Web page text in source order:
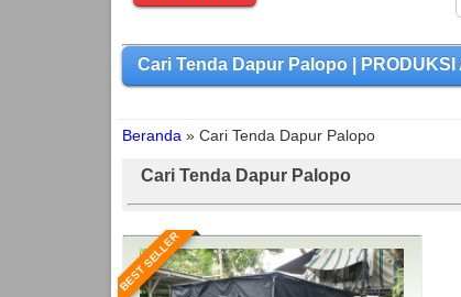
Cari Tenda Dapur Palopo |
Beranda » Cari Tenda Dapur Palopo
Cari Tenda Dapur Palopo
BEST SELLER